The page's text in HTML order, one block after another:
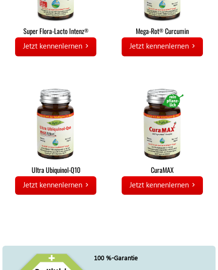
Super Flora-Lacto Intenz®
Jetzt kennenlernen
Mega-Rot® Curcumin
Jetzt kennenlernen
Ultra Ubiquinol-Q10
Jetzt kennenlernen
CuraMAX
Jetzt kennenlernen
100 %-Garantie